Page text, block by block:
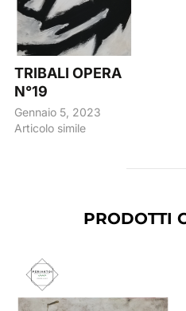
TRIBALI OPERA
N°19
Gennaio 5, 2023
Articolo simile
PRODOTTI